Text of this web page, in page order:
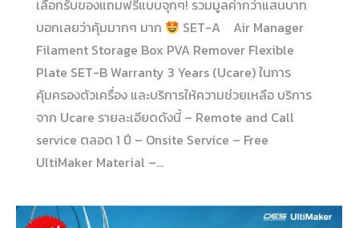
เลือกรับของแถมฟรีแบบจุกๆ! รวมมูลค่ากว่าแสนบาท
บอกเลยว่าคุ้มมากๆ มาก
SET-A Air Manager
Filament Storage Box PVA Remover Flexible
Plate SET-B Warranty 3 Years (Ucare) ในการ
คุ้มครองตัวเครื่อง และบริการให้ความช่วยเหลือ บริการ
จาก Ucare รายละเอียดดังนี้ – Remote and Call
service ตลอด 1 ปี – Onsite Service – Free
UltiMaker Material –…